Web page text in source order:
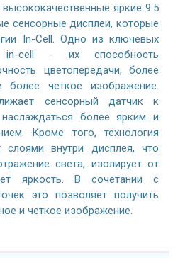
высококачественные яркие 9.5
сенсорные дисплеи, которые
In-Cell. Одно из ключевых
in-cell - их способность
цветопередачи, более
четкое изображение.
сенсорный датчик к
более ярким и
Кроме того, технология
слоями внутри дисплея, что
света, изолирует от
яркость. В сочетании с
это позволяет получить
и четкое изображение.